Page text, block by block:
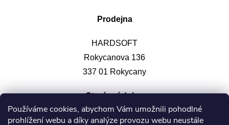
Používáme cookies, abychom Vám umožnili pohodlné
prohlížení webu a díky analýze provozu webu neustále
Prodejna
HARDSOFT
Rokycanova 136
337 01 Rokycany
Otevírací doba: